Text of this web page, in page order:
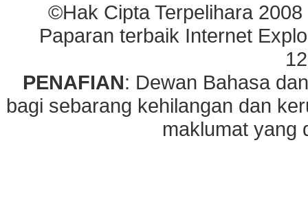
©Hak Cipta Terpelihara
Paparan terbaik Internet
PENAFIAN: Dewan Bahasa
bagi sebarang kehilangan dan
maklumat yang